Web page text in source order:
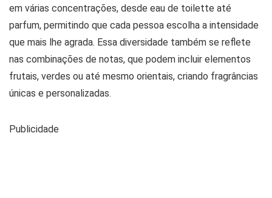
em várias concentrações, desde eau de toilette até
parfum, permitindo que cada pessoa escolha a intensidade
que mais lhe agrada. Essa diversidade também se reflete
nas combinações de notas, que podem incluir elementos
frutais, verdes ou até mesmo orientais, criando fragrâncias
únicas e personalizadas.
Publicidade